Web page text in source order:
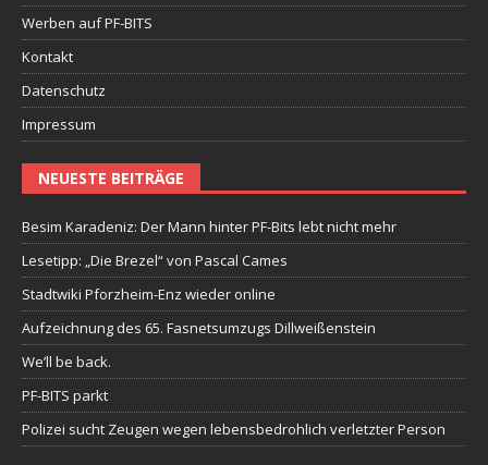
Werben auf PF-BITS
Kontakt
Datenschutz
Impressum
NEUESTE BEITRÄGE
Besim Karadeniz: Der Mann hinter PF-Bits lebt nicht mehr
Lesetipp: „Die Brezel“ von Pascal Cames
Stadtwiki Pforzheim-Enz wieder online
Aufzeichnung des 65. Fasnetsumzugs Dillweißenstein
We’ll be back.
PF-BITS parkt
Polizei sucht Zeugen wegen lebensbedrohlich verletzter Person